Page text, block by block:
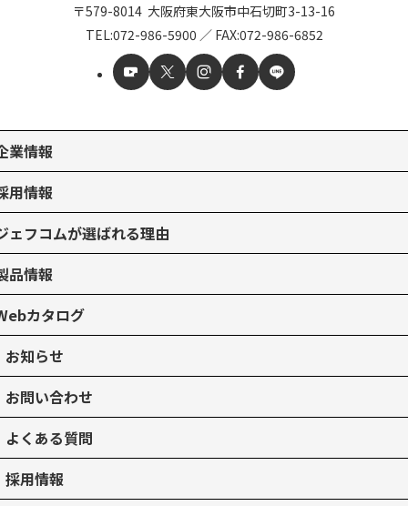
〒579-8014 大阪府東大阪市中石切町3-13-16
TEL:072-986-5900 ／ FAX:072-986-6852
業情報
用情報
ェフコムが選ばれる理由
品情報
カタログ
お知らせ
お問い合わせ
よくある質問
採用情報